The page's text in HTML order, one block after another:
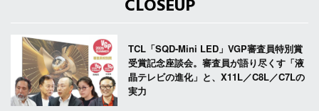
CLOSEUP
TCL「SQD-Mini LED」VGP審査員特別賞
受賞記念座談会。審査員が語り尽くす「液
晶テレビの進化」と、X11L／C8L／C7Lの
実力